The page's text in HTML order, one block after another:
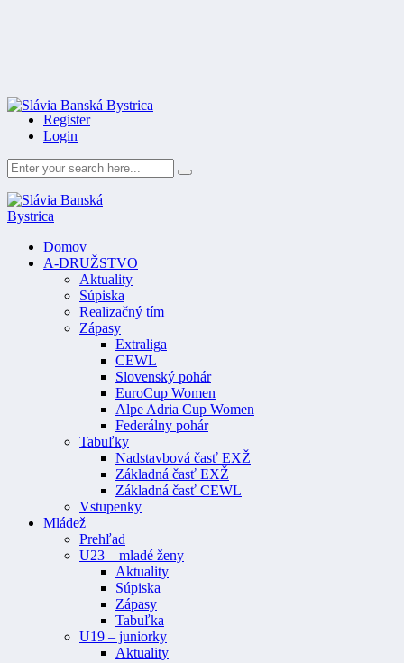
Register
Login
Domov
A-DRUŽSTVO
Aktuality
Súpiska
Realizačný tím
Zápasy
Extraliga
CEWL
Slovenský pohár
EuroCup Women
Alpe Adria Cup Women
Federálny pohár
Tabuľky
Nadstavbová časť EXŽ
Základná časť EXŽ
Základná časť CEWL
Vstupenky
Mládež
Prehľad
U23 – mladé ženy
Aktuality
Súpiska
Zápasy
Tabuľka
U19 – juniorky
Aktuality